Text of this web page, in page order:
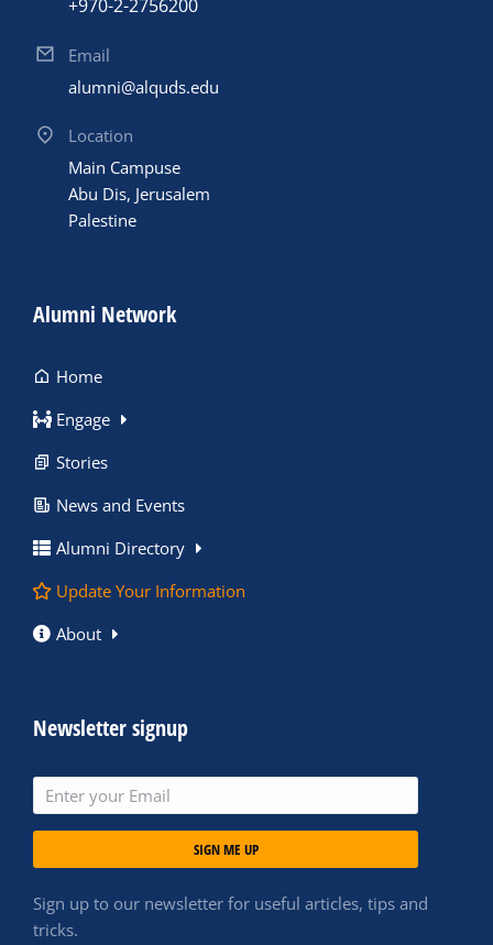
+970-2-2756200
Email
alumni@alquds.edu
Location
Main Campuse
Abu Dis, Jerusalem
Palestine
Alumni Network
Home
Engage
Stories
News and Events
Alumni Directory
Update Your Information
About
Newsletter signup
SIGN ME UP
Sign up to our newsletter for useful articles, tips and
tricks.